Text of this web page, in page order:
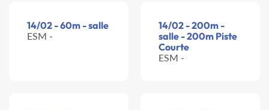
14/02 - 60m - salle
ESM -
14/02 - 200m -
salle - 200m Piste
Courte
ESM -